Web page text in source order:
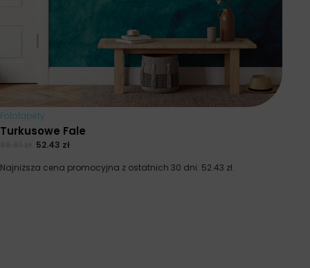
Fototapety
Turkusowe Fale
52.43 zł
Najniższa cena promocyjna z ostatnich 30 dni: 52.43 zł.